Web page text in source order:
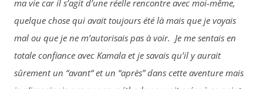
ma vie car il s’agit d’une réelle rencontre avec moi-même,
quelque chose qui avait toujours été là mais que je voyais
mal ou que je ne m’autorisais pas à voir. Je me sentais en
totale confiance avec Kamala et je savais qu’il y aurait
sûrement un “avant“ et un “après” dans cette aventure mais